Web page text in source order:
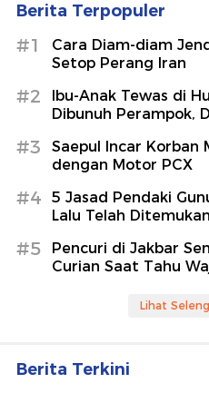
Berita Terpopuler
#1
Cara Diam-diam
Setop Perang Iran
#2
Ibu-Anak Tewas di
Dibunuh Perampok,
#3
Saepul Incar Korban
dengan Motor PCX
#4
5 Jasad Pendaki
Lalu Telah Ditemukan
#5
Pencuri di Jakbar
Curian Saat Tahu
Lihat
Berita Terkini